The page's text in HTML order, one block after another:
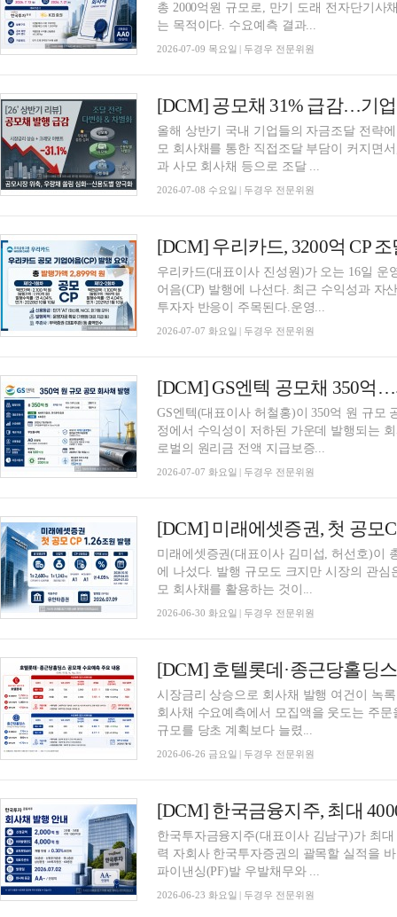
총 2000억원 규모로, 만기 도래 전자단기사
는 목적이다. 수요예측 결과...
2026-07-09 목요일 | 두경우 전문위원
올해 상반기 국내 기업들의 자금조달 전략
모 회사채를 통한 직접조달 부담이 커지면
과 사모 회사채 등으로 조달 ...
2026-07-08 수요일 | 두경우 전문위원
우리카드(대표이사 진성원)가 오는 16일 운
어음(CP) 발행에 나선다. 최근 수익성과 자
투자자 반응이 주목된다.운영...
2026-07-07 화요일 | 두경우 전문위원
GS엔텍(대표이사 허철홍)이 350억 원 규모
정에서 수익성이 저하된 가운데 발행되는
로벌의 원리금 전액 지급보증...
2026-07-07 화요일 | 두경우 전문위원
미래에셋증권(대표이사 김미섭, 허선호)이
에 나섰다. 발행 규모도 크지만 시장의 관
모 회사채를 활용하는 것이...
2026-06-30 화요일 | 두경우 전문위원
시장금리 상승으로 회사채 발행 여건이 녹
회사채 수요예측에서 모집액을 웃도는 주
규모를 당초 계획보다 늘렸...
2026-06-26 금요일 | 두경우 전문위원
한국투자금융지주(대표이사 김남구)가 최
력 자회사 한국투자증권의 괄목할 실적을
파이낸싱(PF)발 우발채무와 ...
2026-06-23 화요일 | 두경우 전문위원